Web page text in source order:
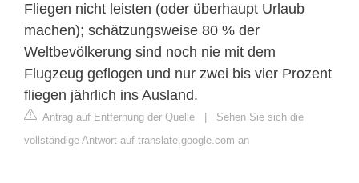
Fliegen nicht leisten (oder überhaupt Urlaub
machen); schätzungsweise 80 % der
Weltbevölkerung sind noch nie mit dem
Flugzeug geflogen und nur zwei bis vier Prozent
fliegen jährlich ins Ausland.
Antrag auf Entfernung der Quelle
Sehen Sie sich die
vollständige Antwort auf translate.google.com an